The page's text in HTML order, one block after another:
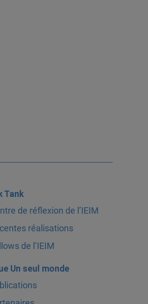
Tank
de réflexion de l’IEIM
réalisations
de l’IEIM
Un seul monde